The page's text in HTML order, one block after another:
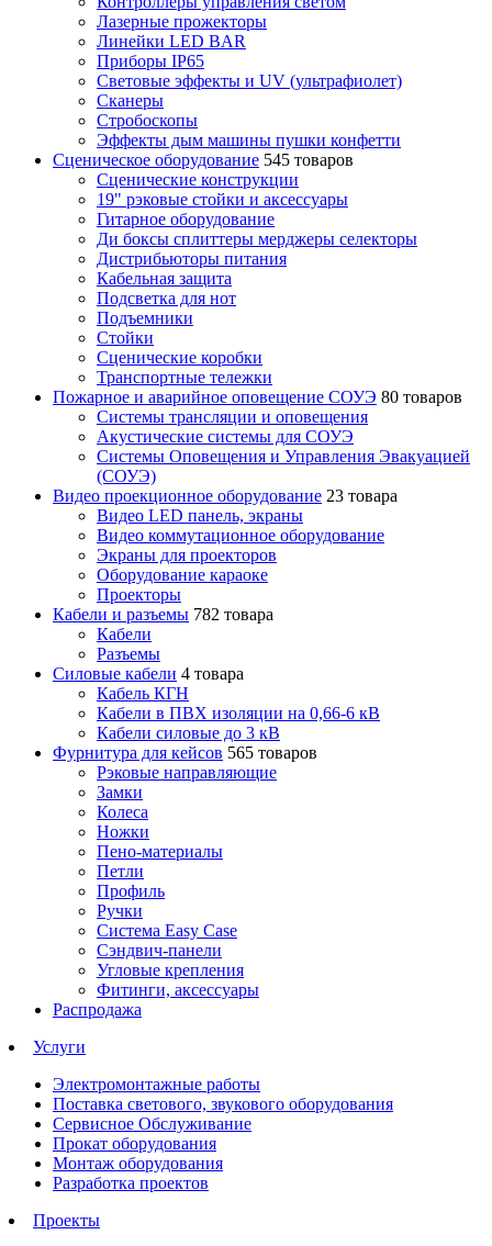
Лазерные прожекторы
Линейки LED BAR
Приборы IP65
Световые эффекты и UV (ультрафиолет)
Сканеры
Стробоскопы
Эффекты дым машины пушки конфетти
Сценическое оборудование 545 товаров
Сценические конструкции
19" рэковые стойки и аксесcуары
Гитарное оборудование
Ди боксы сплиттеры мерджеры селекторы
Дистрибьюторы питания
Кабельная защита
Подсветка для нот
Подъемники
Стойки
Сценические коробки
Транспортные тележки
Пожарное и аварийное оповещение СОУЭ 80 товаров
Cистемы трансляции и оповещения
Акустические системы для СОУЭ
Системы Оповещения и Управления Эвакуацией
(СОУЭ)
Видео проекционное оборудование 23 товара
Видео LED панель, экраны
Видео коммутационное оборудование
Экраны для проекторов
Оборудование караоке
Проекторы
Кабели и разъемы 782 товара
Кабели
Разъемы
Силовые кабели 4 товара
Кабель КГН
Кабели в ПВХ изоляции на 0,66-6 кВ
Кабели силовые до 3 кВ
Фурнитура для кейсов 565 товаров
Рэковые направляющие
Замки
Колеса
Ножки
Пено-материалы
Петли
Профиль
Ручки
Система Easy Case
Сэндвич-панели
Угловые крепления
Фитинги, аксессуары
Распродажа
Услуги
Электромонтажные работы
Поставка светового, звукового оборудования
Сервисное Обслуживание
Прокат оборудования
Монтаж оборудования
Разработка проектов
Проекты